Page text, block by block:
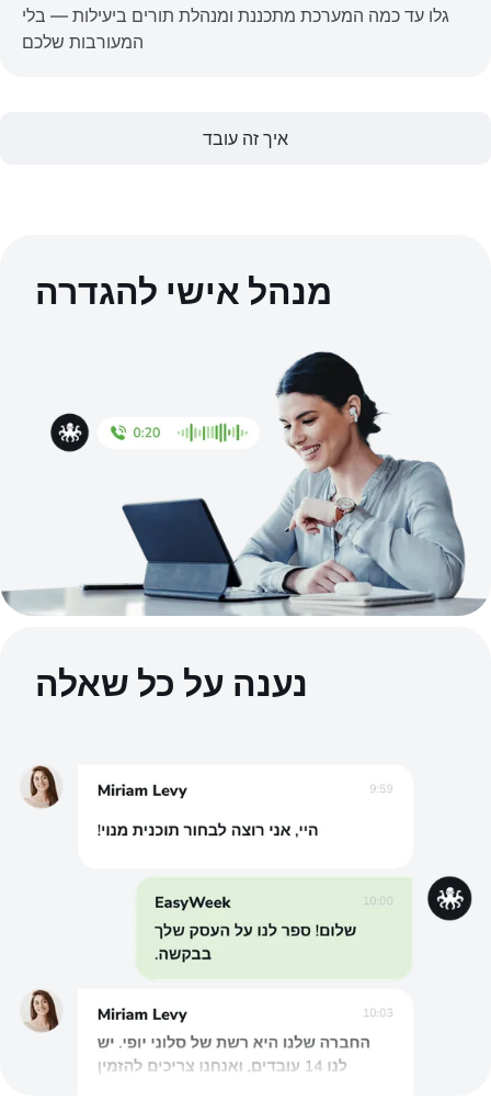
גלו עד כמה המערכת מתכננת ומנהלת תורים ביעילות — בלי
המעורבות שלכם
איך זה עובד
מנהל אישי להגדרה
נענה על כל שאלה